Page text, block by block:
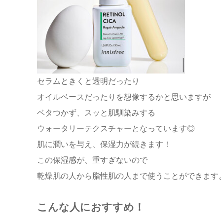
セラムときくと透明だったり
オイルベースだったりを想像するかと思いますが
ベタつかず、スッと肌馴染みする
ウォータリーテクスチャーとなっています◎
肌に潤いを与え、保湿力が続きます！
この保湿感が、重すぎないので
乾燥肌の人から脂性肌の人まで使うことができます
こんな人におすすめ！